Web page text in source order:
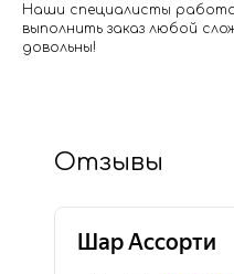
Наши специалисты
выполнить заказ любой
довольны!
Отзывы